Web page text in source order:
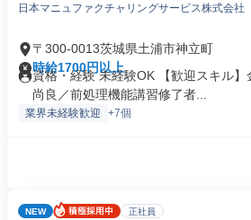
日本マニュファクチャリングサービス株式会社
〒300-0013茨城県土浦市神立町
時給1700円以上
資格・経験 未経験OK 【歓迎スキル
尚良／前処理機能講習修了者...
業界未経験歓迎 +7個
NEW 正社員